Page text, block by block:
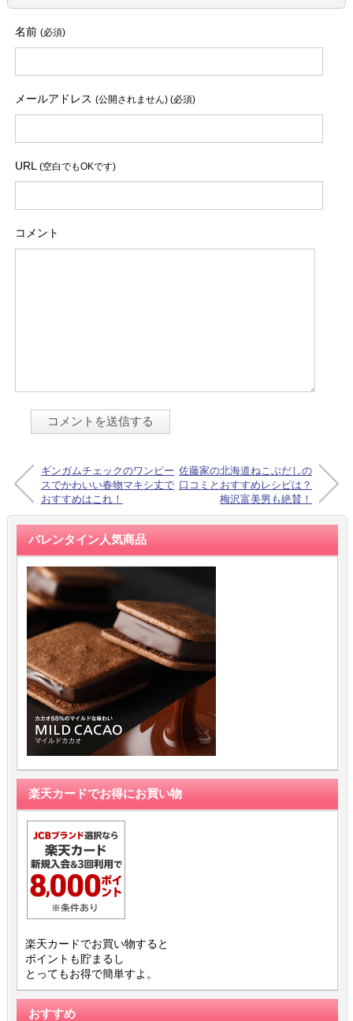
名前 (必須)
メールアドレス (公開されません) (必須)
URL (空白でもOKです)
コメント
ギンガムチェックのワンピー
スでかわいい春物マキシ丈で
おすすめはこれ！
佐藤家の北海道ねこぶだしの
口コミとおすすめレシピは？
梅沢富美男も絶賛！
バレンタイン人気商品
楽天カードでお得にお買い物
楽天カードでお買い物すると
ポイントも貯まるし
とってもお得で簡単すよ。
おすすめ